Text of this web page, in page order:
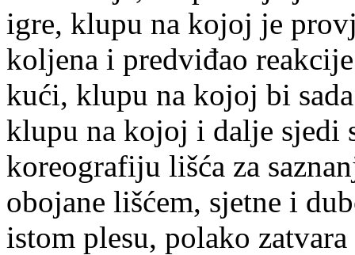
igre, klupu na kojoj je
koljena i predviđao
kući, klupu na kojoj bi
klupu na kojoj i dalje sjedi
koreografiju lišća za
obojane lišćem, sjetne i
istom plesu, polako